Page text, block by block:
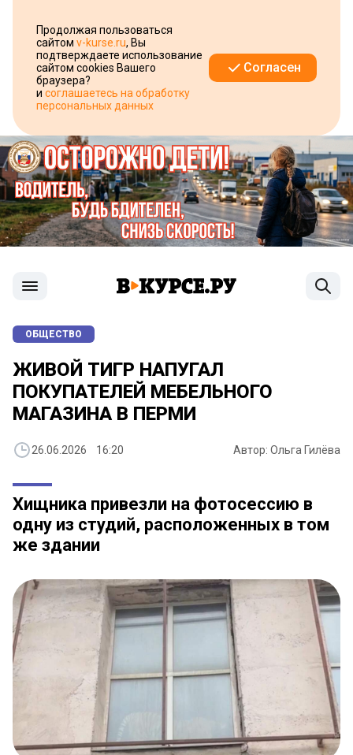
Продолжая пользоваться
сайтом v-kurse.ru, Вы
подтверждаете использование
сайтом cookies Вашего
браузера?
и соглашаетесь на обработку
персональных данных
Согласен
ОБЩЕСТВО
ЖИВОЙ ТИГР НАПУГАЛ
ПОКУПАТЕЛЕЙ МЕБЕЛЬНОГО
МАГАЗИНА В ПЕРМИ
26.06.2026 16:20 Автор: Ольга Гилёва
Хищника привезли на фотосессию в
одну из студий, расположенных в том
же здании